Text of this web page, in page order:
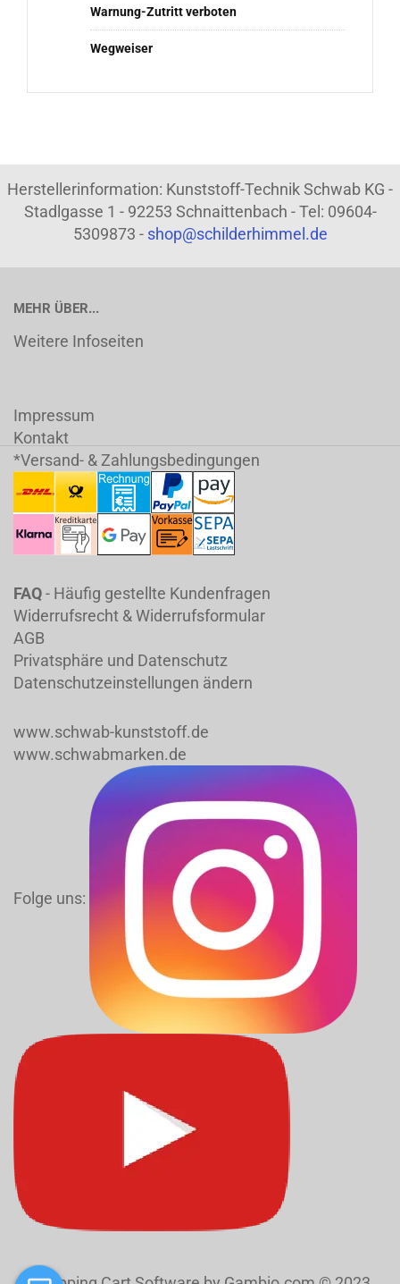
Warnung-Zutritt verboten
Wegweiser
Herstellerinformation: Kunststoff-Technik Schwab KG -
Stadlgasse 1 - 92253 Schnaittenbach - Tel: 09604-
5309873 - shop@schilderhimmel.de
MEHR ÜBER...
Weitere Infoseiten
Impressum
Kontakt
*Versand- & Zahlungsbedingungen
FAQ- Häufig gestellte Kundenfragen
Widerrufsrecht & Widerrufsformular
AGB
Privatsphäre und Datenschutz
Datenschutzeinstellungen ändern
www.schwab-kunststoff.de
www.schwabmarken.de
Folge uns: